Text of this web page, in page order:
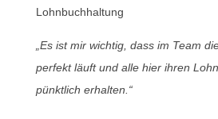
Lohnbuchhaltung
„Es ist mir wichtig, dass im Team
perfekt läuft und alle hier ihren
pünktlich erhalten.“